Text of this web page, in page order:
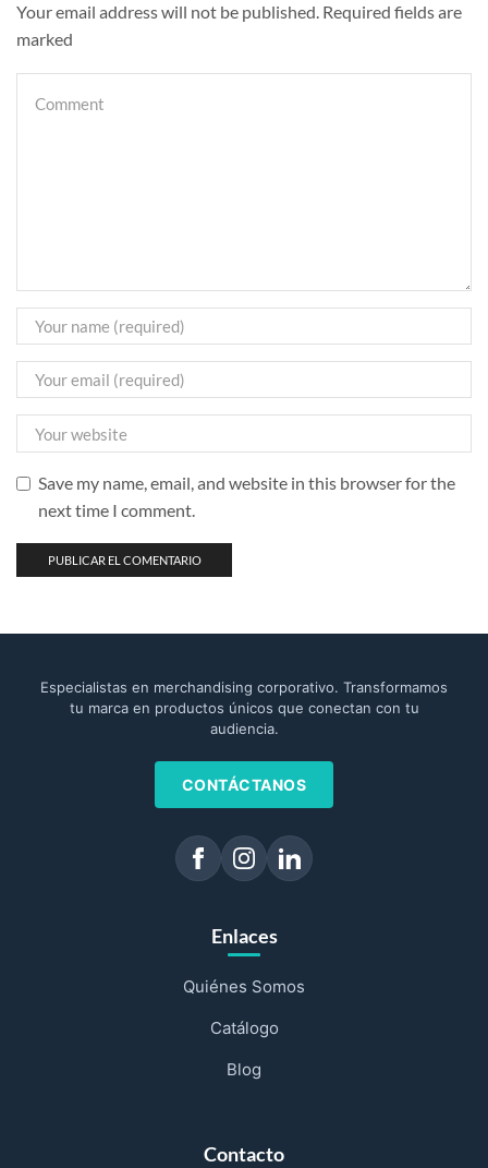
Your email address will not be published. Required fields are
marked
Save my name, email, and website in this browser for the
next time I comment.
Especialistas en merchandising corporativo. Transformamos
tu marca en productos únicos que conectan con tu
audiencia.
CONTÁCTANOS
Enlaces
Quiénes Somos
Catálogo
Blog
Contacto